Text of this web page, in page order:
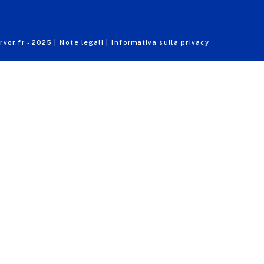
- 2025 | Note legali | Informativa sulla privacy